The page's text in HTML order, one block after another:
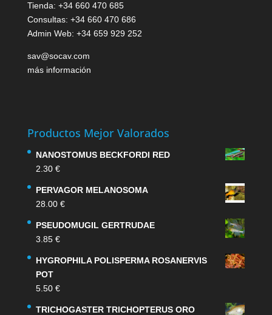
Tienda: +34 660 470 685
Consultas: +34 660 470 686
Admin Web: +34 659 929 252
sav@socav.com
más información
Productos Mejor Valorados
NANOSTOMUS BECKFORDI RED
2.30 €
PERVAGOR MELANOSOMA
28.00 €
PSEUDOMUGIL GERTRUDAE
3.85 €
HYGROPHILA POLISPERMA ROSANERVIS
POT
5.50 €
TRICHOGASTER TRICHOPTERUS ORO